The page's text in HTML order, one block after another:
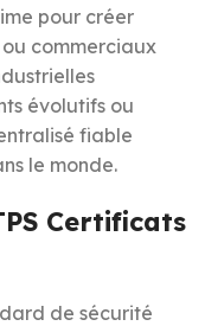
pour créer
commerciaux
évolutifs ou
fiable
le monde.
Certificats
de sécurité